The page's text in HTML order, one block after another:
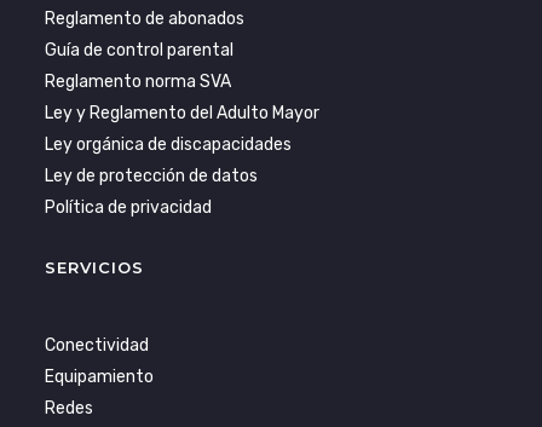
Reglamento de abonados
Guía de control parental
Reglamento norma SVA
Ley y Reglamento del Adulto Mayor
Ley orgánica de discapacidades
Ley de protección de datos
Política de privacidad
SERVICIOS
Conectividad
Equipamiento
Redes